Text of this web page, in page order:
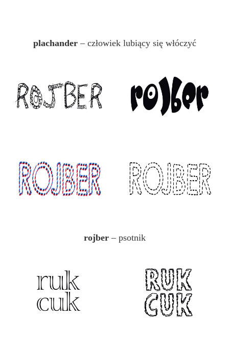
plachander– człowiek lubiący się włóczyć
rojber– psotnik